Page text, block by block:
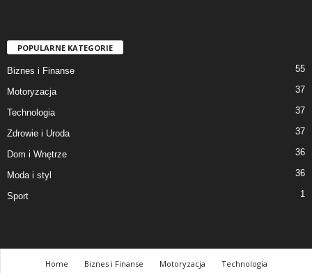
POPULARNE KATEGORIE
Biznes i Finanse 55
Motoryzacja 37
Technologia 37
Zdrowie i Uroda 37
Dom i Wnętrze 36
Moda i styl 36
Sport 1
Home Biznes i Finanse Motoryzacja Technologia